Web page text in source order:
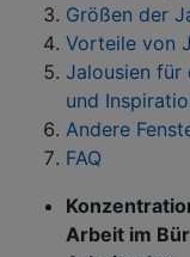
Größen der
Vorteile von
Jalousien für
und
Andere
FAQ
Arbeit im